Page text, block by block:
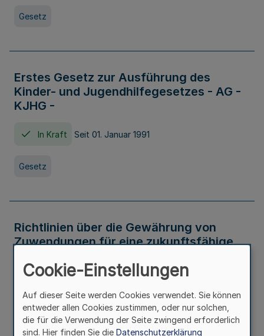
Gesetz
Erstes Gesetz zur Ausführung des
Kinder- und Jugendhilfegesetzes - AG -
KJHG -
In Kraft Seit 01. Januar 1991
Gesetz
Richtlinien über die Gewährung von
Zuwendungen für eine zukunftsfähige
Nordrhein-Westfalen
In Kraft
Verwaltungsvorschrift
Cookie-Einstellungen
Auf dieser Seite werden Cookies verwendet. Sie können
entweder allen Cookies zustimmen, oder nur solchen,
die für die Verwendung der Seite zwingend erforderlich
sind. Hier finden Sie die Datenschutzerklärung